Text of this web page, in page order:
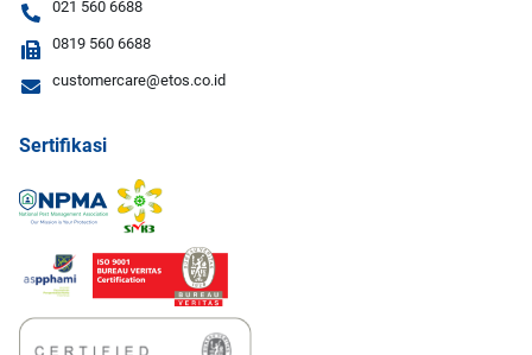
021 560 6688
0819 560 6688
customercare@etos.co.id
Sertifikasi